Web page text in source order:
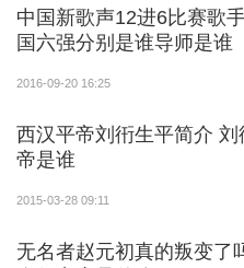
中国新歌声12进6比赛歌
国六强分别是谁导师是谁
2016-09-20 16:25
西汉平帝刘衎生平简介 刘
帝是谁
2015-03-28 09:11
无名者赵元初真的叛变了